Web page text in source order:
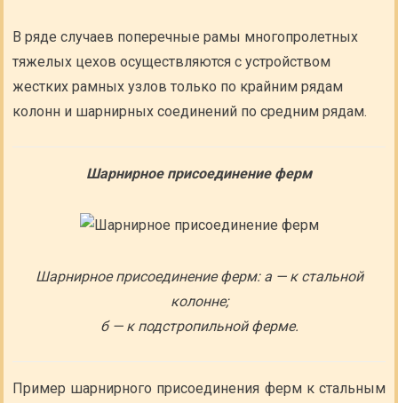
В ряде случаев поперечные рамы многопролетных
тяжелых цехов осуществляются с устройством
жестких рамных узлов только по крайним рядам
колонн и шарнирных соединений по средним рядам.
Шарнирное присоединение ферм
Шарнирное присоединение ферм: а — к стальной
колонне;
б — к подстропильной ферме.
Пример шарнирного присоединения ферм к стальным